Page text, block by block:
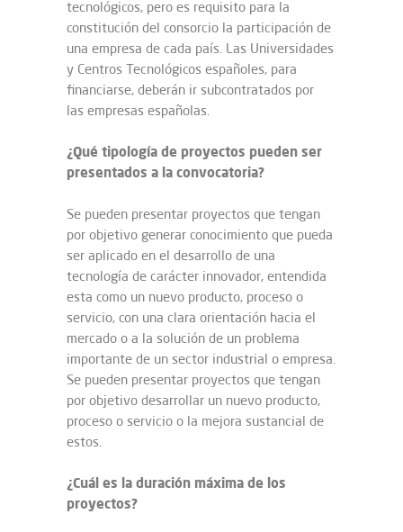
tecnológicos, pero es requisito para la
constitución del consorcio la participación de
una empresa de cada país. Las Universidades
y Centros Tecnológicos españoles, para
financiarse, deberán ir subcontratados por
las empresas españolas.
¿Qué tipología de proyectos pueden ser
presentados a la convocatoria?
Se pueden presentar proyectos que tengan
por objetivo generar conocimiento que pueda
ser aplicado en el desarrollo de una
tecnología de carácter innovador, entendida
esta como un nuevo producto, proceso o
servicio, con una clara orientación hacia el
mercado o a la solución de un problema
importante de un sector industrial o empresa.
Se pueden presentar proyectos que tengan
por objetivo desarrollar un nuevo producto,
proceso o servicio o la mejora sustancial de
estos.
¿Cuál es la duración máxima de los
proyectos?